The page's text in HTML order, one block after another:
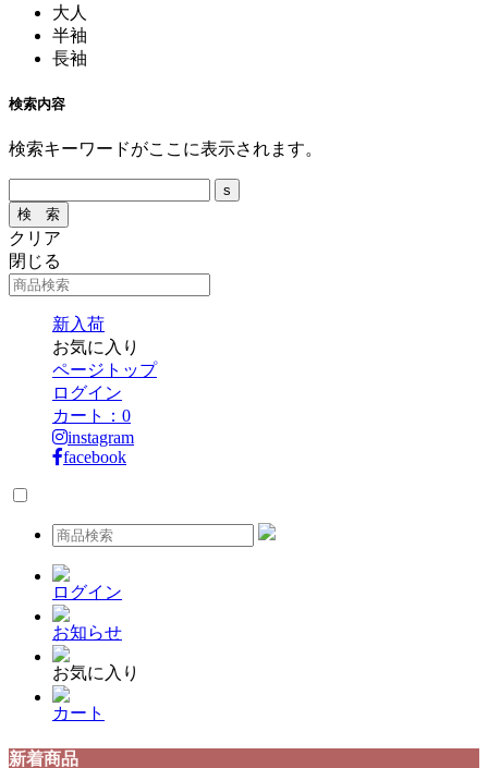
大人
半袖
長袖
検索内容
検索キーワードがここに表示されます。
クリア
閉じる
新入荷
お気に入り
ページトップ
ログイン
カート： 0
instagram
facebook
ログイン
お知らせ
お気に入り
カート
新着商品